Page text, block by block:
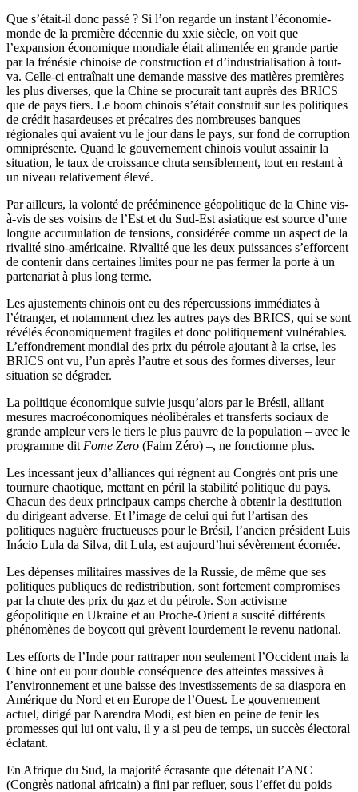
Que s’était-il donc passé ? Si l’on regarde un instant l’économie-
monde de la première décennie du xxie siècle, on voit que
l’expansion économique mondiale était alimentée en grande partie
par la frénésie chinoise de construction et d’industrialisation à tout-
va. Celle-ci entraînait une demande massive des matières premières
les plus diverses, que la Chine se procurait tant auprès des BRICS
que de pays tiers. Le boom chinois s’était construit sur les politiques
de crédit hasardeuses et précaires des nombreuses banques
régionales qui avaient vu le jour dans le pays, sur fond de corruption
omniprésente. Quand le gouvernement chinois voulut assainir la
situation, le taux de croissance chuta sensiblement, tout en restant à
un niveau relativement élevé.
Par ailleurs, la volonté de prééminence géopolitique de la Chine vis-
à-vis de ses voisins de l’Est et du Sud-Est asiatique est source d’une
longue accumulation de tensions, considérée comme un aspect de la
rivalité sino-américaine. Rivalité que les deux puissances s’efforcent
de contenir dans certaines limites pour ne pas fermer la porte à un
partenariat à plus long terme.
Les ajustements chinois ont eu des répercussions immédiates à
l’étranger, et notamment chez les autres pays des BRICS, qui se sont
révélés économiquement fragiles et donc politiquement vulnérables.
L’effondrement mondial des prix du pétrole ajoutant à la crise, les
BRICS ont vu, l’un après l’autre et sous des formes diverses, leur
situation se dégrader.
La politique économique suivie jusqu’alors par le Brésil, alliant
mesures macroéconomiques néolibérales et transferts sociaux de
grande ampleur vers le tiers le plus pauvre de la population – avec le
programme dit Fome Zero (Faim Zéro) –, ne fonctionne plus.
Les incessant jeux d’alliances qui règnent au Congrès ont pris une
tournure chaotique, mettant en péril la stabilité politique du pays.
Chacun des deux principaux camps cherche à obtenir la destitution
du dirigeant adverse. Et l’image de celui qui fut l’artisan des
politiques naguère fructueuses pour le Brésil, l’ancien président Luis
Inácio Lula da Silva, dit Lula, est aujourd’hui sévèrement écornée.
Les dépenses militaires massives de la Russie, de même que ses
politiques publiques de redistribution, sont fortement compromises
par la chute des prix du gaz et du pétrole. Son activisme
géopolitique en Ukraine et au Proche-Orient a suscité différents
phénomènes de boycott qui grèvent lourdement le revenu national.
Les efforts de l’Inde pour rattraper non seulement l’Occident mais la
Chine ont eu pour double conséquence des atteintes massives à
l’environnement et une baisse des investissements de sa diaspora en
Amérique du Nord et en Europe de l’Ouest. Le gouvernement
actuel, dirigé par Narendra Modi, est bien en peine de tenir les
promesses qui lui ont valu, il y a si peu de temps, un succès électoral
éclatant.
En Afrique du Sud, la majorité écrasante que détenait l’ANC
(Congrès national africain) a fini par refluer, sous l’effet du poids